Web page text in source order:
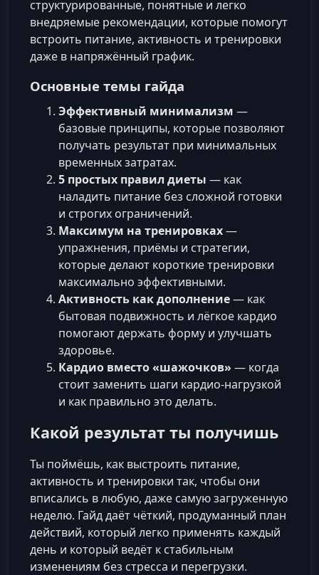
структурированные, понятные и легко
внедряемые рекомендации, которые помогут
встроить питание, активность и тренировки
даже в напряжённый график.
Основные темы гайда
Эффективный минимализм —
базовые принципы, которые позволяют
получать результат при минимальных
временных затратах.
5 простых правил диеты — как
наладить питание без сложной готовки
и строгих ограничений.
Максимум на тренировках—
упражнения, приёмы и стратегии,
которые делают короткие тренировки
максимально эффективными.
Активность как дополнение— как
бытовая подвижность и лёгкое кардио
помогают держать форму и улучшать
здоровье.
Кардио вместо «шажочков» — когда
стоит заменить шаги кардио-нагрузкой
и как правильно это делать.
Какой результат ты получишь
Ты поймёшь, как выстроить питание,
активность и тренировки так, чтобы они
вписались в любую, даже самую загруженную
неделю. Гайд даёт чёткий, продуманный план
действий, который легко применять каждый
день и который ведёт к стабильным
изменениям без стресса и перегрузки.